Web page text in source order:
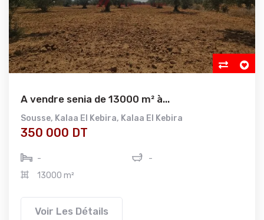
A vendre senia de 13000 m² à...
Sousse, Kalaa El Kebira, Kalaa El Kebira
350 000 DT
-
-
13000 m²
Voir Les Détails